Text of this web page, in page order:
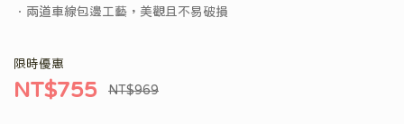
．兩道車線包邊工藝，美觀且不易破損
限時優惠
NT$755 NT$969